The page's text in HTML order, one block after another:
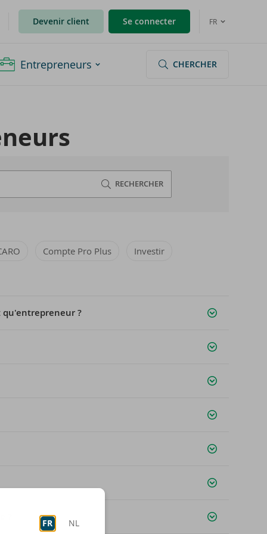
FR NL
Devenir client Se connecter FR
Entrepreneurs CHERCHER
RECHERCHER
Compte Pro Plus Investir
qu'entrepreneur ?